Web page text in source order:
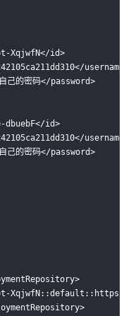
XqjwfN</id>
username>
己的密码</password>
dbuebF</id>
username>
己的密码</password>